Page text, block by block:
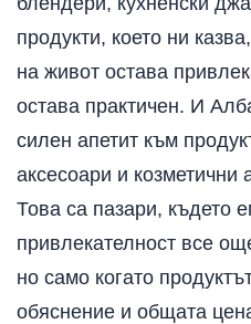
продукти, което ни
на живот остава
остава практичен. И
силен апетит към
аксесоари и козметични
Това са пазари, където
привлекателност все
но само когато
обяснение и общата